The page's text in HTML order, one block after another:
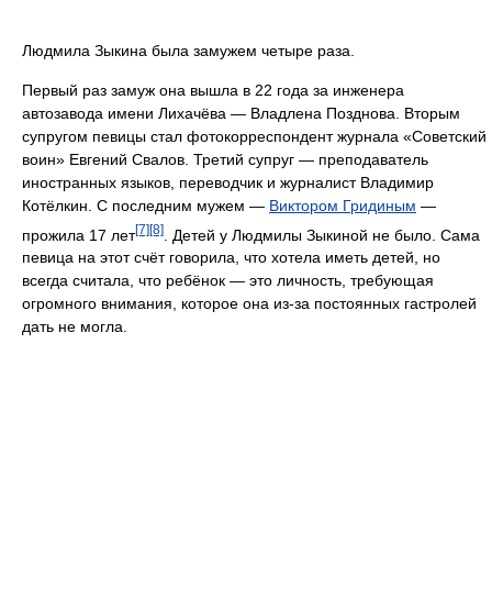
Людмила Зыкина была замужем четыре раза.
Первый раз замуж она вышла в 22 года за инженера
автозавода имени Лихачёва — Владлена Позднова. Вторым
супругом певицы стал фотокорреспондент журнала «Советский
воин» Евгений Свалов. Третий супруг — преподаватель
иностранных языков, переводчик и журналист Владимир
Котёлкин. С последним мужем — Виктором Гридиным —
прожила 17 лет[7][8]
. Детей у Людмилы Зыкиной не было. Сама
певица на этот счёт говорила, что хотела иметь детей, но
всегда считала, что ребёнок — это личность, требующая
огромного внимания, которое она из-за постоянных гастролей
дать не могла.